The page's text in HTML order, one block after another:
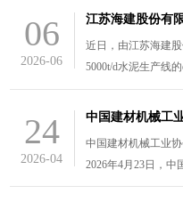
06
2026-06
近日，由江苏海建
5000t/d水泥生产线的
24
2026-04
中国建材机械工业
2026年4月23日，中